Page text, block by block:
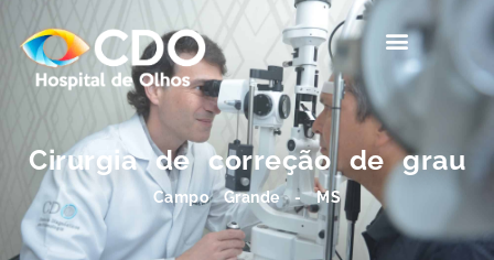
Cirurgia de correção de grau
Campo Grande - MS